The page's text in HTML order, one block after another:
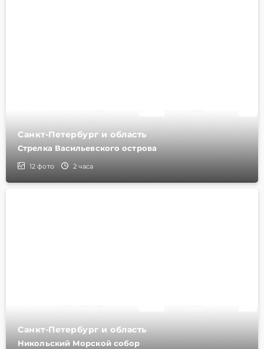
Санкт-Петербург и область
Стрелка Васильевского острова
12 фото 2 часа
Санкт-Петербург и область
Никольский Морской собор